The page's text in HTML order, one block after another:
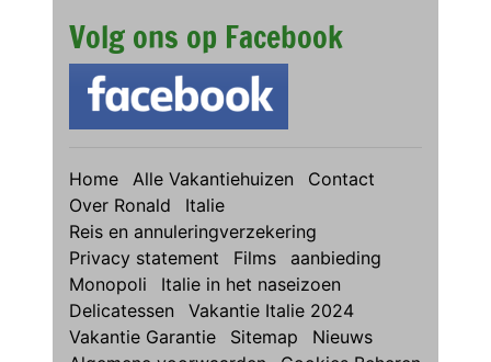
Volg ons op Facebook
Home Alle Vakantiehuizen
Contact
Over Ronald
Italie
Reis en annuleringverzekering
Privacy statement
Films
aanbieding
Monopoli
Italie in het naseizoen
Delicatessen
Vakantie Italie 2024
Vakantie Garantie
Sitemap
Nieuws